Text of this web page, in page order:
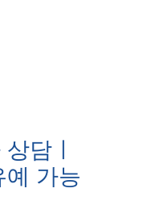
담ㅣ
예 가능